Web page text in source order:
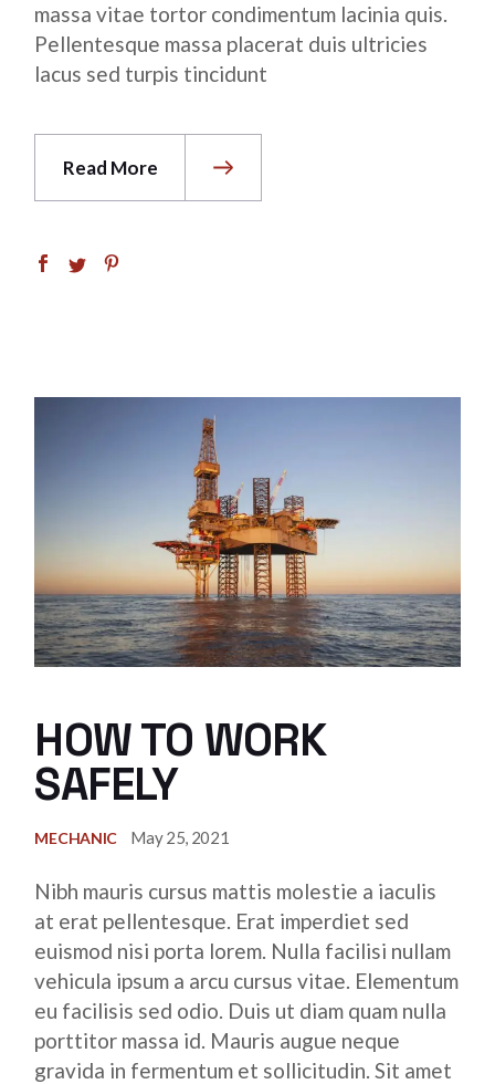
massa vitae tortor condimentum lacinia quis.
Pellentesque massa placerat duis ultricies
lacus sed turpis tincidunt
Read More
HOW TO WORK
SAFELY
MECHANIC May 25, 2021
Nibh mauris cursus mattis molestie a iaculis
at erat pellentesque. Erat imperdiet sed
euismod nisi porta lorem. Nulla facilisi nullam
vehicula ipsum a arcu cursus vitae. Elementum
eu facilisis sed odio. Duis ut diam quam nulla
porttitor massa id. Mauris augue neque
gravida in fermentum et sollicitudin. Sit amet